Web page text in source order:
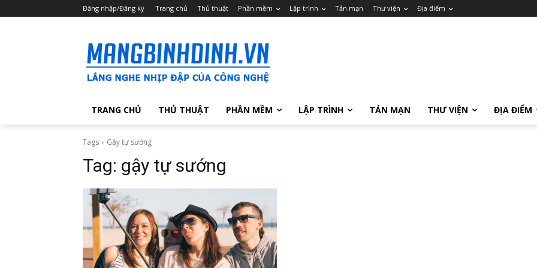
Đăng nhập/Đăng ký Trang chủ Thủ thuật Phần mềm Lập trình Tản mạn Thư viện Địa điểm
TRANG CHỦ THỦ THUẬT PHẦN MỀM LẬP TRÌNH TẢN MẠN THƯ VIỆN ĐỊA ĐIỂM
Tags Gậy tự sướng
Tag: gậy tự sướng